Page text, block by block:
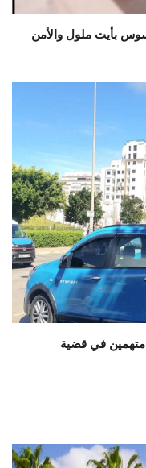
بأيت ملول والأمن
في قضية